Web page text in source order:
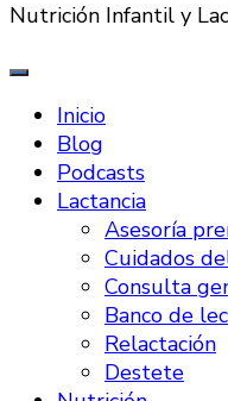
Nutrición Infantil y
Inicio
Blog
Podcasts
Lactancia
Asesoría
Cuidados
Consulta
Banco de
Relactación
Destete